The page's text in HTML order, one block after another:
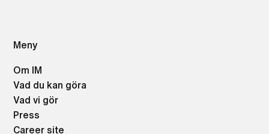
Meny
Om IM
Vad du kan göra
Vad vi gör
Press
Career site